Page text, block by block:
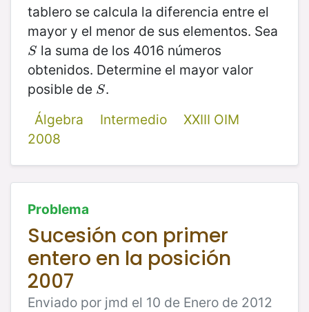
tablero se calcula la diferencia entre el
mayor y el menor de sus elementos. Sea
S
S la suma de los 4016 números
obtenidos. Determine el mayor valor
posible de S
S.
Álgebra
Intermedio
XXIII OIM
2008
Problema
Sucesión con primer
entero en la posición
2007
Enviado por jmd el 10 de Enero de 2012